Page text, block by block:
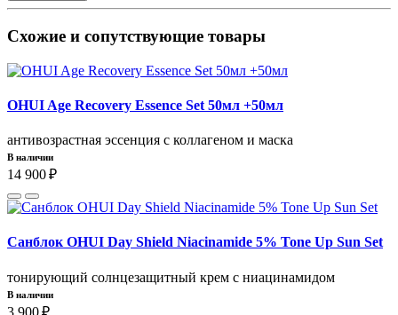
Схожие и сопутствующие товары
OHUI Age Recovery Essence Set 50мл +50мл
антивозрастная эссенция с коллагеном и маска
В наличии
14 900 ₽
Санблок OHUI Day Shield Niacinamide 5% Tone Up Sun Set
тонирующий солнцезащитный крем с ниацинамидом
В наличии
3 900 ₽